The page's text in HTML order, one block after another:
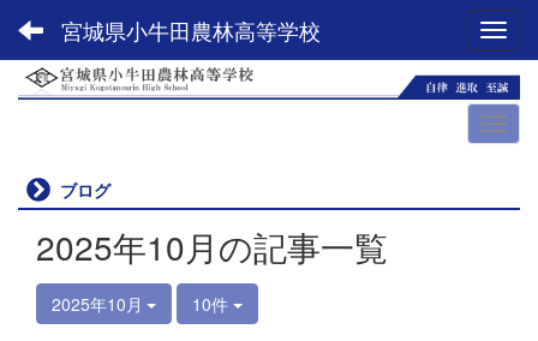
宮城県小牛田農林高等学校
ブログ
2025年10月の記事一覧
2025年10月 10件